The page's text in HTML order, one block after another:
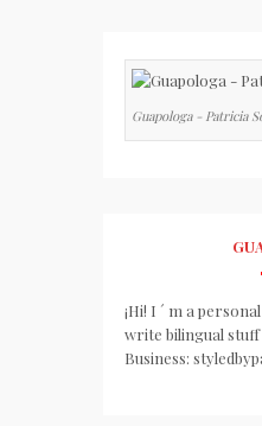
Guapologa - Patricia
¡Hi! I ´ m a
write bilingual
Business: